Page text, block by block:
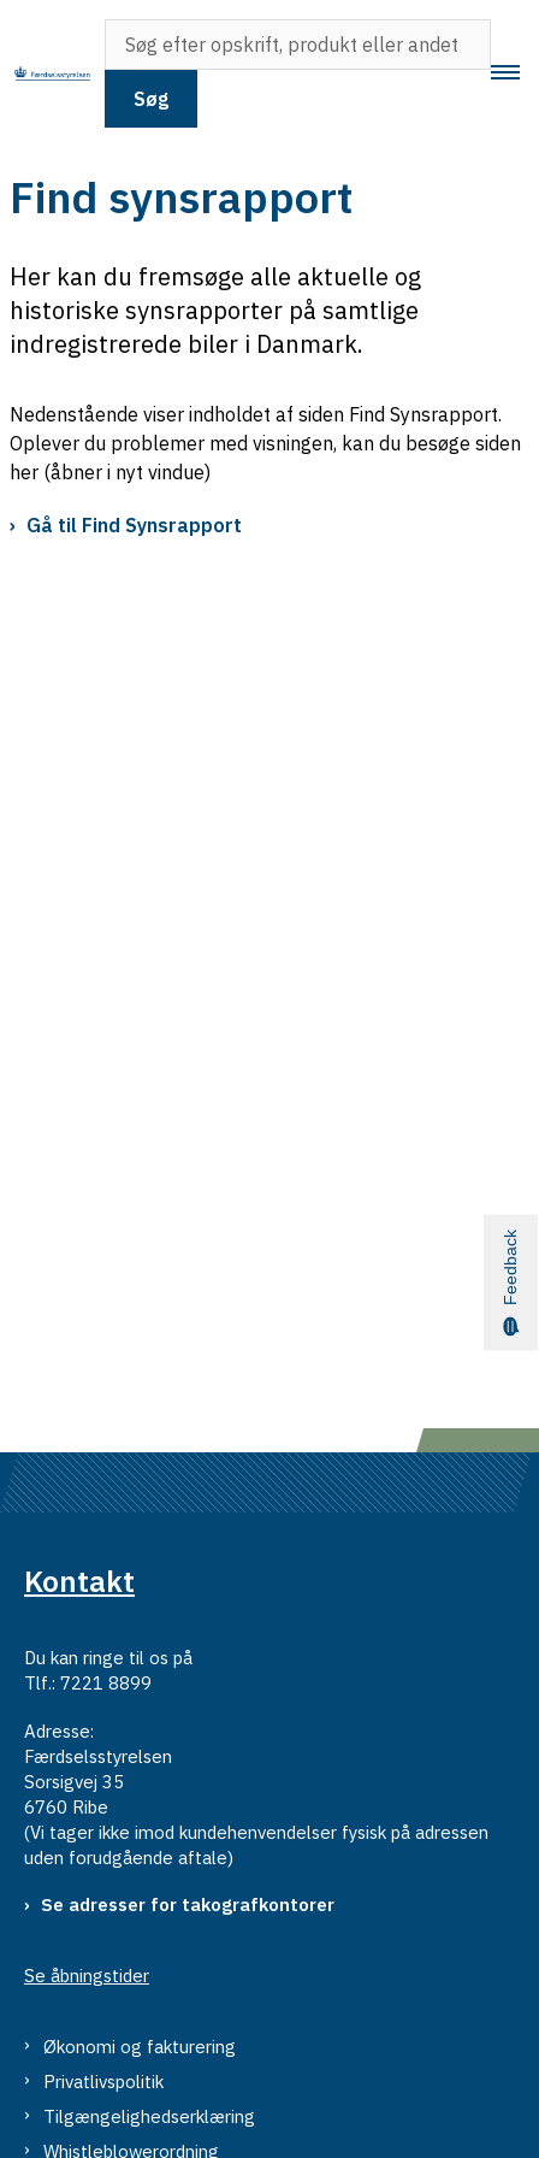
Søg
Find synsrapport
Her kan du fremsøge alle aktuelle og
historiske synsrapporter på samtlige
indregistrerede biler i Danmark.
Nedenstående viser indholdet af siden Find Synsrapport.
Oplever du problemer med visningen, kan du besøge siden
her (åbner i nyt vindue)
Gå til Find Synsrapport
Kontakt
Du kan ringe til os på
Tlf.: 7221 8899
Adresse:
Færdselsstyrelsen
Sorsigvej 35
6760 Ribe
(Vi tager ikke imod kundehenvendelser fysisk på adressen
uden forudgående aftale)
Se adresser for takografkontorer
Se åbningstider
Økonomi og fakturering
Privatlivspolitik
Tilgængelighedserklæring
Whistleblowerordning
Feedback